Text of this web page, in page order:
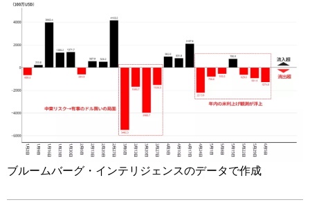
ブルームバーグ・インテリジェンスのデータで作成